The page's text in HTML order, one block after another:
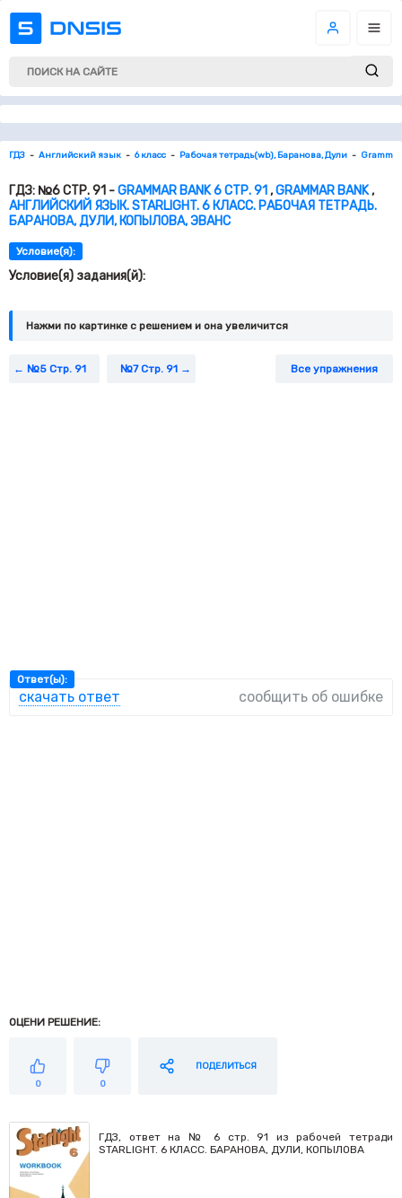
ГДЗ Английский язык 6 класс Рабочая тетрадь(wb), Баранова, Дули
ГДЗ: №6 СТР. 91 -GRAMMAR BANK 6 СТР. 91,GRAMMAR BANK,
АНГЛИЙСКИЙ ЯЗЫК. STARLIGHT. 6 КЛАСС. РАБОЧАЯ ТЕТРАДЬ.
БАРАНОВА, ДУЛИ, КОПЫЛОВА, ЭВАНС
Условие(я):
Условие(я) задания(й):
Нажми по картинке c решением и она увеличится
№5 Стр. 91 №7 Стр. 91 Все упражнения
Ответ(ы):
скачать ответ сообщить об ошибке
ОЦЕНИ РЕШЕНИЕ:
0 0
ПОДЕЛИТЬСЯ
ГДЗ, ответ на № 6 стр. 91 из рабочей тетради
STARLIGHT. 6 КЛАСС. БАРАНОВА, ДУЛИ, КОПЫЛОВА